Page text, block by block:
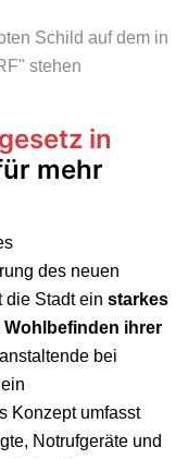
in
mehr
des neuen
die Stadt ein starkes
ihrer
bei
Konzept umfasst
Notrufgeräte und